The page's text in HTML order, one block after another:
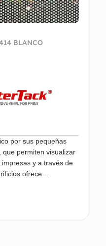
BLANCO
por sus pequeñas
que permiten visualizar
impresas y a través de
ofrece...